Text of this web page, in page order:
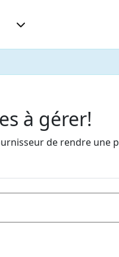
à gérer!
de rendre une